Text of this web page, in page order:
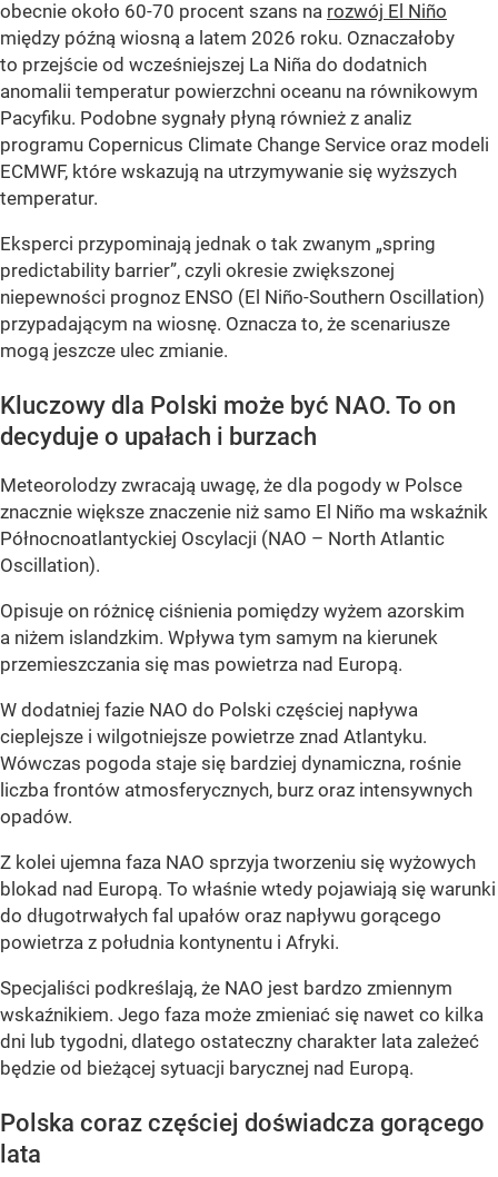
obecnie około 60-70 procent szans na rozwój El Niño
między późną wiosną a latem 2026 roku. Oznaczałoby
to przejście od wcześniejszej La Niña do dodatnich
anomalii temperatur powierzchni oceanu na równikowym
Pacyfiku. Podobne sygnały płyną również z analiz
programu Copernicus Climate Change Service oraz modeli
ECMWF, które wskazują na utrzymywanie się wyższych
temperatur.
Eksperci przypominają jednak o tak zwanym „spring
predictability barrier”, czyli okresie zwiększonej
niepewności prognoz ENSO (El Niño-Southern Oscillation)
przypadającym na wiosnę. Oznacza to, że scenariusze
mogą jeszcze ulec zmianie.
Kluczowy dla Polski może być NAO. To on
decyduje o upałach i burzach
Meteorolodzy zwracają uwagę, że dla pogody w Polsce
znacznie większe znaczenie niż samo El Niño ma wskaźnik
Północnoatlantyckiej Oscylacji (NAO – North Atlantic
Oscillation).
Opisuje on różnicę ciśnienia pomiędzy wyżem azorskim
a niżem islandzkim. Wpływa tym samym na kierunek
przemieszczania się mas powietrza nad Europą.
W dodatniej fazie NAO do Polski częściej napływa
cieplejsze i wilgotniejsze powietrze znad Atlantyku.
Wówczas pogoda staje się bardziej dynamiczna, rośnie
liczba frontów atmosferycznych, burz oraz intensywnych
opadów.
Z kolei ujemna faza NAO sprzyja tworzeniu się wyżowych
blokad nad Europą. To właśnie wtedy pojawiają się warunki
do długotrwałych fal upałów oraz napływu gorącego
powietrza z południa kontynentu i Afryki.
Specjaliści podkreślają, że NAO jest bardzo zmiennym
wskaźnikiem. Jego faza może zmieniać się nawet co kilka
dni lub tygodni, dlatego ostateczny charakter lata zależeć
będzie od bieżącej sytuacji barycznej nad Europą.
Polska coraz częściej doświadcza gorącego
lata